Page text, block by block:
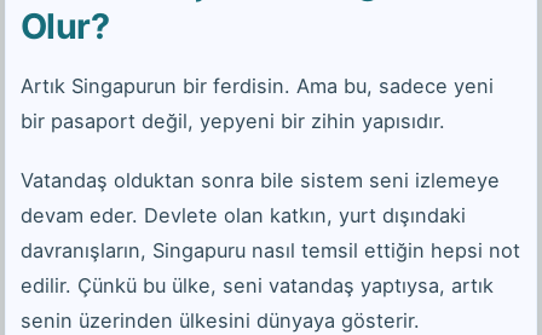
Olur?
Artık Singapurun bir ferdisin. Ama bu, sadece yeni
bir pasaport değil, yepyeni bir zihin yapısıdır.
Vatandaş olduktan sonra bile sistem seni izlemeye
devam eder. Devlete olan katkın, yurt dışındaki
davranışların, Singapuru nasıl temsil ettiğin hepsi not
edilir. Çünkü bu ülke, seni vatandaş yaptıysa, artık
senin üzerinden ülkesini dünyaya gösterir.